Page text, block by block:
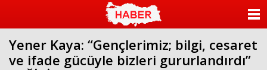
Yener Kaya: “Gençlerimiz; bilgi, cesaret
ve ifade gücüyle bizleri gururlandırdı”
KATEGORİLER